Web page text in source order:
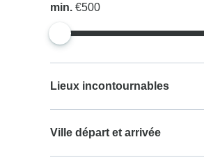
min.€500
Lieux incontournables
Ville départ et arrivée